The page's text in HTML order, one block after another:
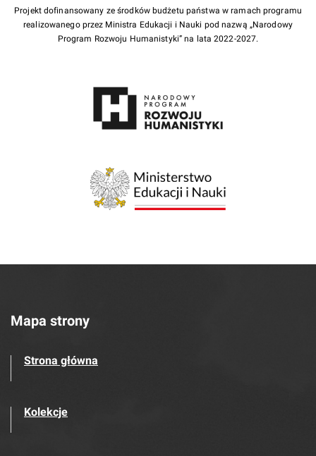
Projekt dofinansowany ze środków budżetu państwa w ramach programu
realizowanego przez Ministra Edukacji i Nauki pod nazwą „Narodowy
Program Rozwoju Humanistyki” na lata 2022-2027.
Mapa strony
Strona główna
Kolekcje